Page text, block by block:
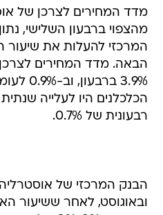
מדד המחירים לצרכן של
מהצפוי ברבעון השלישי,
המרכזי להעלות את שיעור
הבאה. מדד המחירים
3.9%
רבעונית של 0.7%.
הבנק המרכזי של
ובאוגוסט, לאחר ששיעור